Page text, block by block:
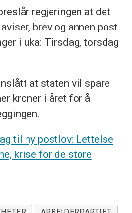
regjeringen at det
brev og annen post
i uka: Tirsdag, torsdag
at staten vil spare
kroner i året for å
til ny postlov: Lettelse
krise for de store